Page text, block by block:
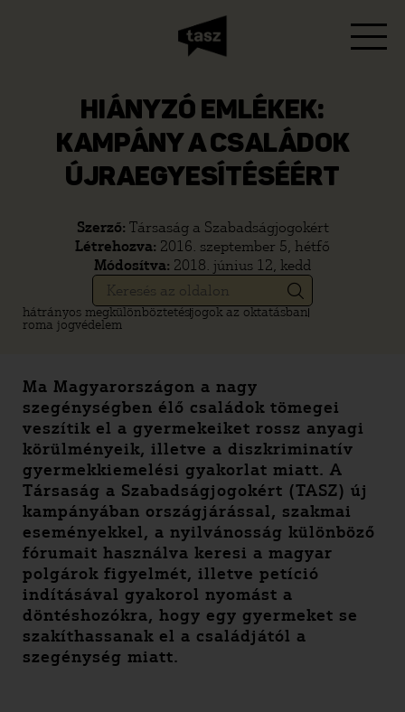
HIÁNYZÓ EMLÉKEK:
KAMPÁNY A CSALÁDOK
ÚJRAEGYESÍTÉSÉÉRT
Szerző: Társaság a Szabadságjogokért
Létrehozva: 2016. szeptember 5, hétfő
Módosítva: 2018. június 12, kedd
hátrányos megkülönböztetésjogok az oktatásban
roma jogvédelem
Ma Magyarországon a nagy
szegénységben élő családok tömegei
veszítik el a gyermekeiket rossz anyagi
körülményeik, illetve a diszkriminatív
gyermekkiemelési gyakorlat miatt. A
Társaság a Szabadságjogokért (TASZ) új
kampányában országjárással, szakmai
eseményekkel, a nyilvánosság különböző
fórumait használva keresi a magyar
polgárok figyelmét, illetve petíció
indításával gyakorol nyomást a
döntéshozókra, hogy egy gyermeket se
szakíthassanak el a családjától a
szegénység miatt.